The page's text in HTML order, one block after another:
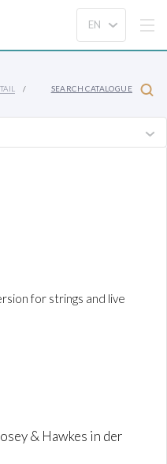
SEARCH CATALOGUE
for strings and live
& Hawkes in der